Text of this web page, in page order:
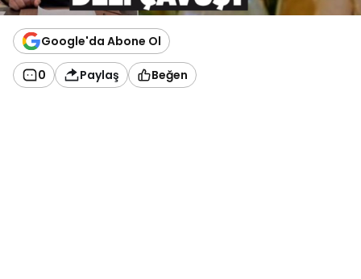
Google'da Abone Ol
0 Paylaş Beğen